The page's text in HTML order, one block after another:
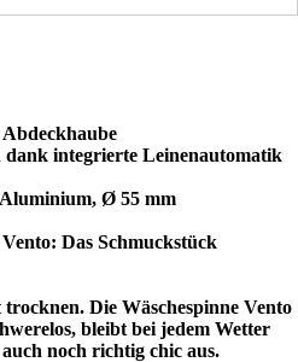
dank integrierte Leinenautomatik
Ø 55 mm
Das Schmuckstück
trocknen. Die Wäschespinne Vento
bleibt bei jedem Wetter
noch richtig chic aus.